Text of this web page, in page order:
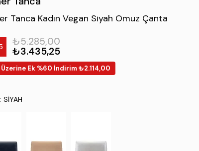
Tanca Kadın Vegan Siyah Omuz Çanta
₺5.285,00
₺3.435,25
Üzerine Ek %60 İndirim ₺2.114,00
SIYAH